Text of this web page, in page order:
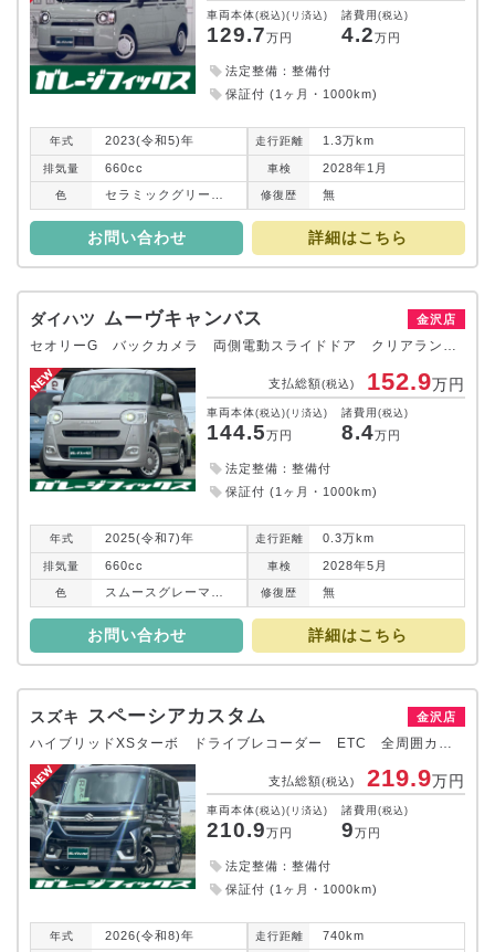
車両本体(税込)(リ済込)
129.7万円
諸費用(税込)
4.2万円
法定整備：整備付
保証付 (1ヶ月・1000km)
年式 2023(令和5)年 走行距離 1.3万km
排気量 660cc 車検 2028年1月
色 セラミックグリーンメタリック 修復 歴 無
お問い合わせ 詳細はこちら
ダイハツ ムーヴキャンバス 金沢店
セオリーG バックカメラ 両側電動スライドドア クリアランスソナー 衝突被害軽減システム オートライト LEDヘッドランプ スマートキー アイドリングストップ 電動格納ミラー シートヒーター ベンチシート CVT
支払総額(税込) 152.9万円
車両本体(税込)(リ済込)
144.5万円
諸費用(税込)
8.4万円
法定整備：整備付
保証付 (1ヶ月・1000km)
年式 2025(令和7)年 走行距離 0.3万km
排気量 660cc 車検 2028年5月
色 修復 歴 無
お問い合わせ 詳細はこちら
スズキ スペーシアカスタム 金沢店
ハイブリッドXSターボ ドライブレコーダー ETC 全周囲カメラ 両側電動スライドドア ナビ TV クリアランスソナー オートクルーズコントロール レーンアシスト 衝突被害軽減システム オートライト LEDヘッドランプ
支払総額(税込) 219.9万円
車両本体(税込)(リ済込)
210.9万円
諸費用(税込)
9万円
法定整備：整備付
保証付 (1ヶ月・1000km)
年式 2026(令和8)年 走行距離 740km